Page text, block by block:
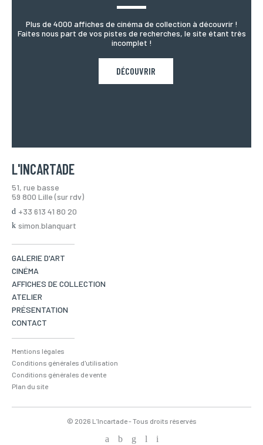
Plus de 4000 affiches de cinéma de collection à découvrir !
Faites nous part de vos pistes de recherches, le site étant très
incomplet !
DÉCOUVRIR
L'INCARTADE
51, rue basse
59 800 Lille (sur rdv)
+33 613 41 80 20
simon.blanquart
GALERIE D'ART
CINÉMA
AFFICHES DE COLLECTION
ATELIER
PRÉSENTATION
CONTACT
Mentions légales
Conditions générales d'utilisation
Conditions générales de vente
Plan du site
© 2026 L’Incartade - Tous droits réservés